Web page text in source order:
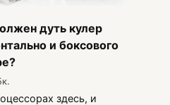
дуть кулер
и боксового
здесь, и